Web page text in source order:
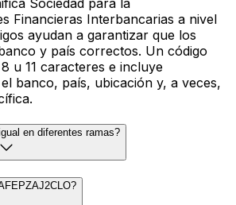
Financieras Interbancarias a nivel
ayudan a garantizar que los
y país correctos. Un código
u 11 caracteres e incluye
banco, país, ubicación y, a veces,
en diferentes ramas?